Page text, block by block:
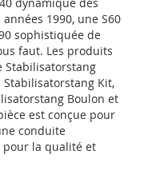
1990, une S60
sophistiquée de
faut. Les produits
Stabilisatorstang
Kit,
Boulon et
est conçue pour
conduite
pour la qualité et